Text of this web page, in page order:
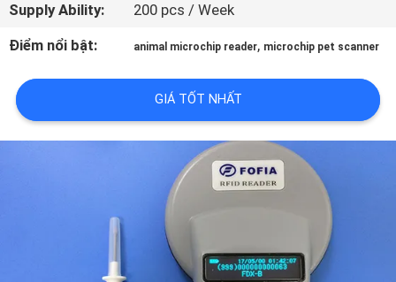
THAM
QUAN
NHÀ
MÁY
Supply Ability:
200 pcs / Week
Điểm nổi bật:
animal microchip reader, microchip pet scanner
GIÁ TỐT NHẤT